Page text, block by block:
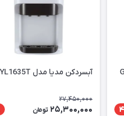
آبسردکن مدیا مدل YL1635T
27,450,000
25,300,000 تومان